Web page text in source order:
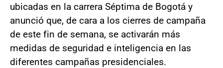
ubicadas en la carrera Séptima de Bogotá y
anunció que, de cara a los cierres de campaña
de este fin de semana, se activarán más
medidas de seguridad e inteligencia en las
diferentes campañas presidenciales.